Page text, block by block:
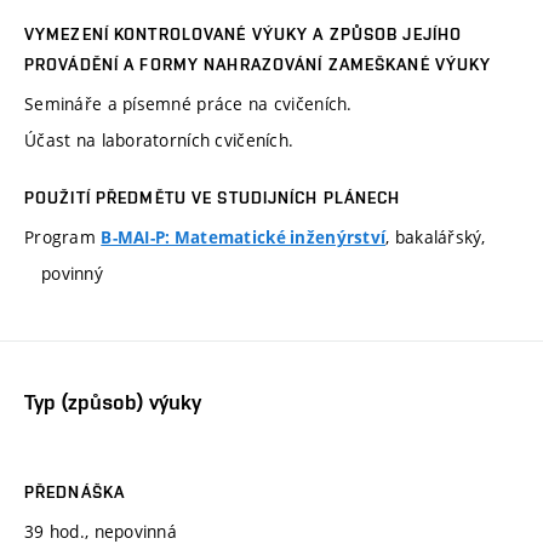
VYMEZENÍ KONTROLOVANÉ VÝUKY A ZPŮSOB JEJÍHO
PROVÁDĚNÍ A FORMY NAHRAZOVÁNÍ ZAMEŠKANÉ VÝUKY
Semináře a písemné práce na cvičeních.
Účast na laboratorních cvičeních.
POUŽITÍ PŘEDMĚTU VE STUDIJNÍCH PLÁNECH
Program B-MAI-P: Matematické inženýrství, bakalářský,
povinný
Typ (způsob) výuky
PŘEDNÁŠKA
39 hod., nepovinná